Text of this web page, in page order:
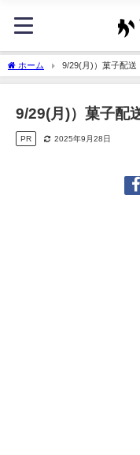
ホーム 9/29(月)）菓子配
9/29(月)）菓子配
PR 2025年9月28日